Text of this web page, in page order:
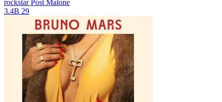
rockstar Post Malone
3.4B 29